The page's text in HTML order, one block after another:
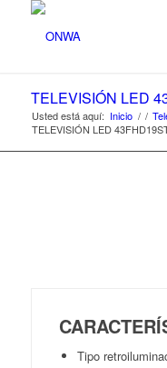
TELEVISIÓN LED
Usted está aquí: Inicio / /
TELEVISIÓN LED
Tipo